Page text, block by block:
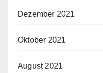
Dezember 2021
Oktober 2021
August 2021